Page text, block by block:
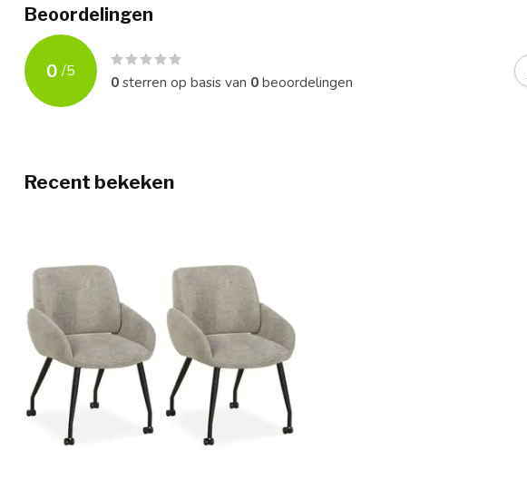
Beoordelingen
0 /5
0sterren op basis van 0beoordelingen
Recent bekeken